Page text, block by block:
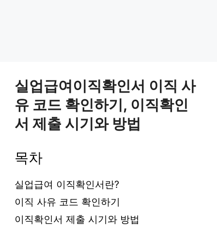
실업급여이직확인서 이직 사
유 코드 확인하기, 이직확인
서 제출 시기와 방법
목차
실업급여 이직확인서란?
이직 사유 코드 확인하기
이직확인서 제출 시기와 방법